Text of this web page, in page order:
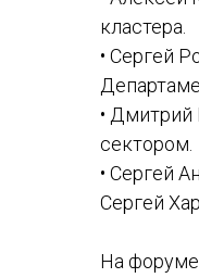
кластера.
• Сергей
• Дмитрий
сектором.
• Сергей
Сергей
На